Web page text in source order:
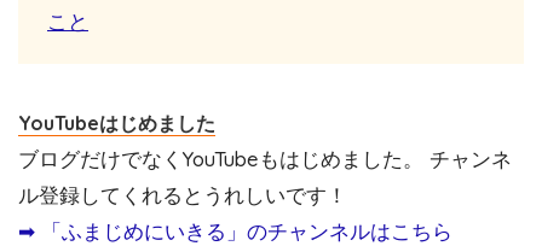
こと
YouTubeはじめました
ブログだけでなくYouTubeもはじめました。 チャンネ
ル登録してくれるとうれしいです！
➡︎ 「ふまじめにいきる」のチャンネルはこちら